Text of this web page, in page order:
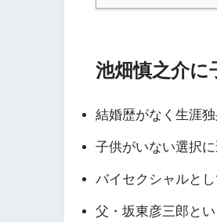
池畑慎之介に
結婚歴がなく生涯
子供がいない選択
バイセクシャルと
父・坂東彦三郎と